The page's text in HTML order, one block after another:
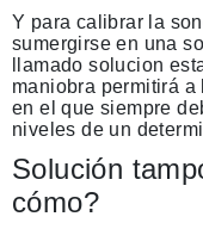
Y para calibrar la
sumergirse en una
llamadosolucion
maniobra permitirá
en el que siempre
niveles de un
Solución
cómo?